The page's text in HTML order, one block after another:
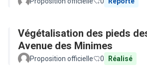
Végétalisation des pieds
Avenue des Minimes
Proposition officielle 0 Réalisé